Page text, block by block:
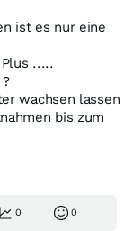
ist es nur eine
.....
wachsen lassen
bis zum
0 0